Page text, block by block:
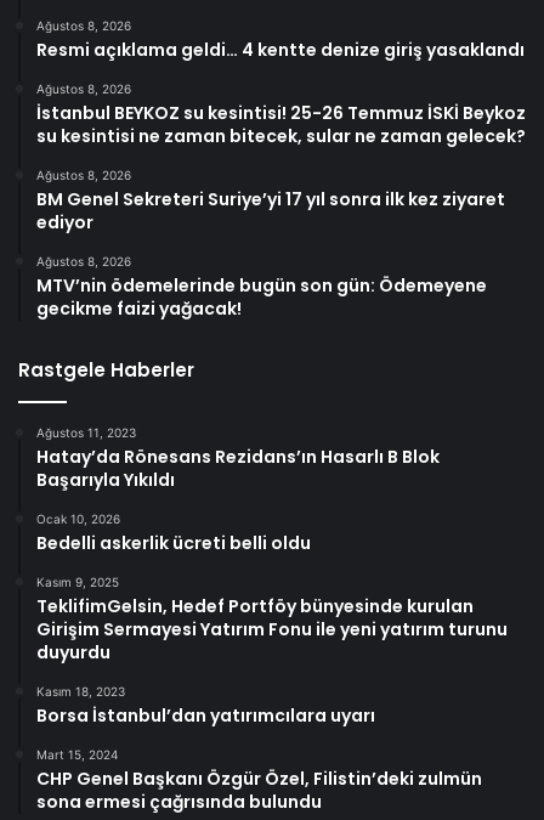
Ağustos 8, 2026
Resmi açıklama geldi… 4 kentte denize giriş yasaklandı
Ağustos 8, 2026
İstanbul BEYKOZ su kesintisi! 25-26 Temmuz İSKİ Beykoz
su kesintisi ne zaman bitecek, sular ne zaman gelecek?
Ağustos 8, 2026
BM Genel Sekreteri Suriye’yi 17 yıl sonra ilk kez ziyaret
ediyor
Ağustos 8, 2026
MTV’nin ödemelerinde bugün son gün: Ödemeyene
gecikme faizi yağacak!
Rastgele Haberler
Ağustos 11, 2023
Hatay’da Rönesans Rezidans’ın Hasarlı B Blok
Başarıyla Yıkıldı
Ocak 10, 2026
Bedelli askerlik ücreti belli oldu
Kasım 9, 2025
TeklifimGelsin, Hedef Portföy bünyesinde kurulan
Girişim Sermayesi Yatırım Fonu ile yeni yatırım turunu
duyurdu
Kasım 18, 2023
Borsa İstanbul’dan yatırımcılara uyarı
Mart 15, 2024
CHP Genel Başkanı Özgür Özel, Filistin’deki zulmün
sona ermesi çağrısında bulundu